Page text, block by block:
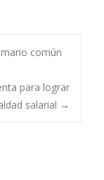
común
para lograr
salarial →